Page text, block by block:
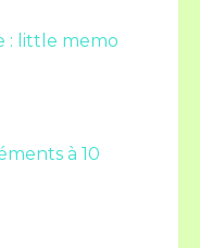
: little memo
à 10